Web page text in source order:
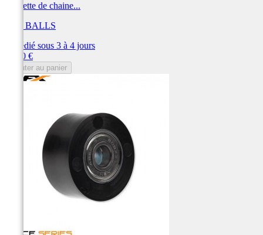
Roulette de chaine...
ALL BALLS
Expédié sous 3 à 4 jours
11,20 €
Ajouter au panier